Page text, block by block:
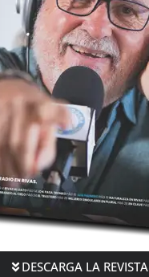
DESCARGA LA REVISTA